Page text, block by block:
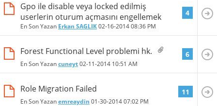
Gpo ile disable veya locked edilmiş
userlerin oturum açmasını engellemek
En Son Yazan Erkan SAGLIK02-16-201408:36 PM
4
Forest Functional Level problemi hk.
En Son Yazancuneyt02-11-2014 10:51 AM
6
Role Migration Failed
En Son Yazanemreaydin 01-30-201407:02 PM
11